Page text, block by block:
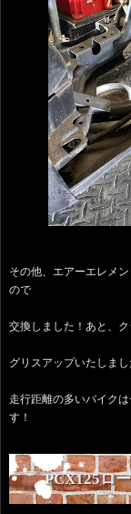
その他、エアーエレメ
ので
交換しました！あと、
グリスアップいたしまし
走行距離の多いバイク
す！
PCX125ロ